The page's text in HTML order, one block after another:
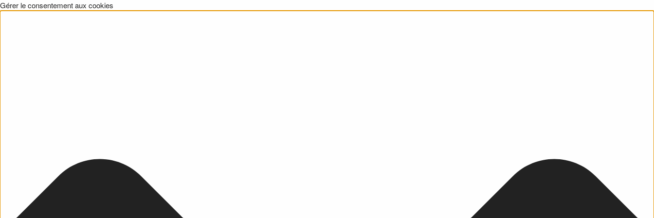
Gérer le consentement aux cookies